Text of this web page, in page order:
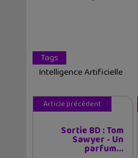
Tags
Intelligence Artificielle
Article précédent
Sortie BD : Tom
Sawyer - Un
parfum...